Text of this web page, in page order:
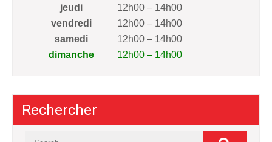
jeudi
12h00 – 14h00
vendredi
12h00 – 14h00
samedi
12h00 – 14h00
dimanche
12h00 – 14h00
Rechercher